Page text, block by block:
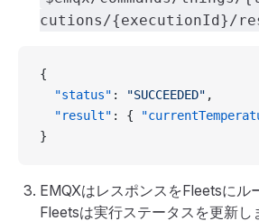
cutions/{executionId}/
{
  "status"
: "SUCCEEDED" ,
  "result"
: {
}
EMQXはレスポンスをFleetsにル
Fleetsは実行ステータスを更新し